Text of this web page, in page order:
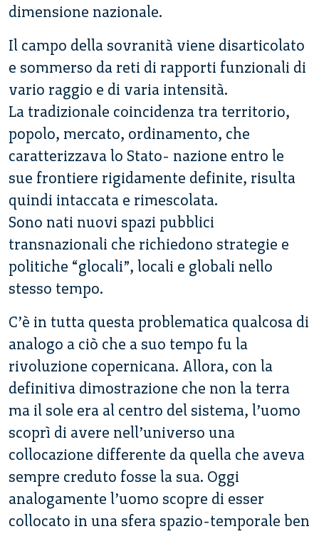
dimensione nazionale.
Il campo della sovranità viene disarticolato
e sommerso da reti di rapporti funzionali di
vario raggio e di varia intensità.
La tradizionale coincidenza tra territorio,
popolo, mercato, ordinamento, che
caratterizzava lo Stato- nazione entro le
sue frontiere rigidamente definite, risulta
quindi intaccata e rimescolata.
Sono nati nuovi spazi pubblici
transnazionali che richiedono strategie e
politiche “glocali”, locali e globali nello
stesso tempo.
C’è in tutta questa problematica qualcosa di
analogo a ciò che a suo tempo fu la
rivoluzione copernicana. Allora, con la
definitiva dimostrazione che non la terra
ma il sole era al centro del sistema, l’uomo
scoprì di avere nell’universo una
collocazione differente da quella che aveva
sempre creduto fosse la sua. Oggi
analogamente l’uomo scopre di esser
collocato in una sfera spazio-temporale ben